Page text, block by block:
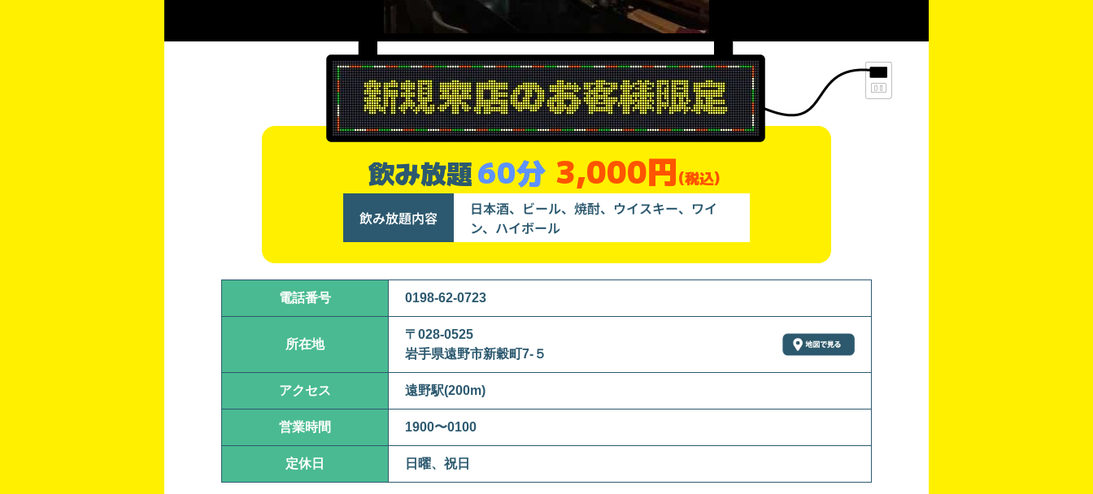
飲み放題60分 3,000円(税込)
飲み放題内容
日本酒、ビール、焼酎、ウイスキー、ワイ
ン、ハイボール
電話番号 0198-62-0723
所在地
〒028-0525
岩手県遠野市新穀町7-５
アクセス 遠野駅(200m)
営業時間 1900〜0100
定休日 日曜、祝日